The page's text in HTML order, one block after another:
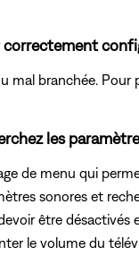
mal branchée.
les
de menu qui
sonores et
être désactivés
le volume du